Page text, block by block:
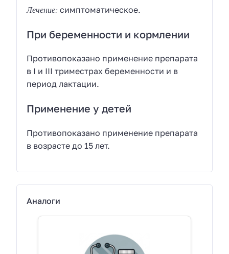
Лечение: симптоматическое.
При беременности и кормлении
Противопоказано применение препарата
в I и III триместрах беременности и в
период лактации.
Применение у детей
Противопоказано применение препарата
в возрасте до 15 лет.
Аналоги